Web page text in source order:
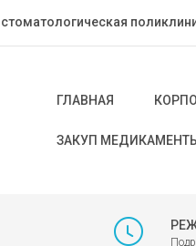
ГЛАВНАЯ
ЗАКУП МЕДИКАМЕНТЫ